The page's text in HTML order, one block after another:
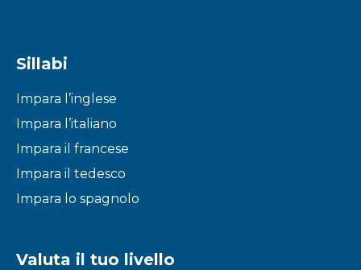
Sillabi
Impara l’inglese
Impara l’italiano
Impara il francese
Impara il tedesco
Impara lo spagnolo
Valuta il tuo livello